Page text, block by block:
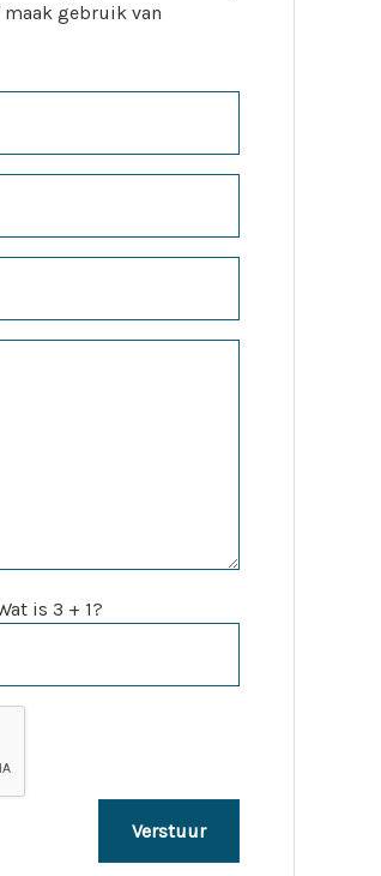
maak gebruik van
is 3 + 1?